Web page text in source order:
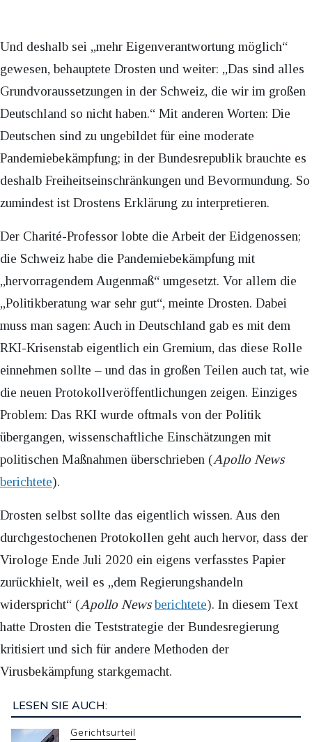
Und deshalb sei „mehr Eigenverantwortung möglich“
gewesen, behauptete Drosten und weiter: „Das sind alles
Grundvoraussetzungen in der Schweiz, die wir im großen
Deutschland so nicht haben.“ Mit anderen Worten: Die
Deutschen sind zu ungebildet für eine moderate
Pandemiebekämpfung; in der Bundesrepublik brauchte es
deshalb Freiheitseinschränkungen und Bevormundung. So
zumindest ist Drostens Erklärung zu interpretieren.
Der Charité-Professor lobte die Arbeit der Eidgenossen;
die Schweiz habe die Pandemiebekämpfung mit
„hervorragendem Augenmaß“ umgesetzt. Vor allem die
„Politikberatung war sehr gut“, meinte Drosten. Dabei
muss man sagen: Auch in Deutschland gab es mit dem
RKI-Krisenstab eigentlich ein Gremium, das diese Rolle
einnehmen sollte – und das in großen Teilen auch tat, wie
die neuen Protokollveröffentlichungen zeigen. Einziges
Problem: Das RKI wurde oftmals von der Politik
übergangen, wissenschaftliche Einschätzungen mit
politischen Maßnahmen überschrieben (Apollo News
berichtete).
Drosten selbst sollte das eigentlich wissen. Aus den
durchgestochenen Protokollen geht auch hervor, dass der
Virologe Ende Juli 2020 ein eigens verfasstes Papier
zurückhielt, weil es „dem Regierungshandeln
widerspricht“ (Apollo News berichtete). In diesem Text
hatte Drosten die Teststrategie der Bundesregierung
kritisiert und sich für andere Methoden der
Virusbekämpfung starkgemacht.
LESEN SIE AUCH:
Gerichtsurteil